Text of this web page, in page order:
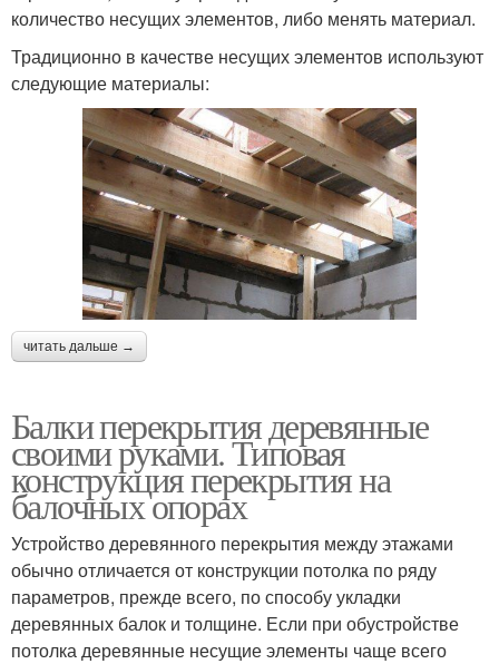
количество несущих элементов, либо менять материал.
Традиционно в качестве несущих элементов используют
следующие материалы:
читать дальше →
Балки перекрытия деревянные
своими руками. Типовая
конструкция перекрытия на
балочных опорах
Устройство деревянного перекрытия между этажами
обычно отличается от конструкции потолка по ряду
параметров, прежде всего, по способу укладки
деревянных балок и толщине. Если при обустройстве
потолка деревянные несущие элементы чаще всего